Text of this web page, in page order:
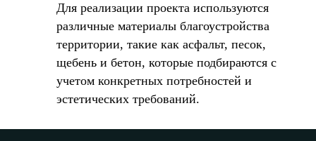
Для реализации проекта используются
различные материалы благоустройства
территории, такие как асфальт, песок,
щебень и бетон, которые подбираются с
учетом конкретных потребностей и
эстетических требований.